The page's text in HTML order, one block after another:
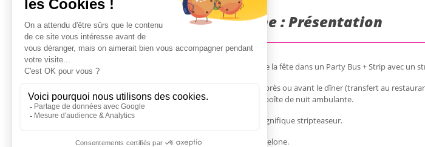
Party Bus + Strip à Barcelone : Présentation
Faire la fête pour un EVJF, c'est presque banal mais faire la fête dans un Party Bus + Strip avec un
Généralement, le tour en Party Bus + Strip s'effectue après ou avant le dîner (transfert au
musique, néons, écrans, il s'agit d'une véritable petite boîte de nuit ambulante.
De plus, vous disposerez à bord du striptease d'un magnifique stripteaseur.
L'un des meilleurs before pour une soirée d'EVJF à Barcelone.